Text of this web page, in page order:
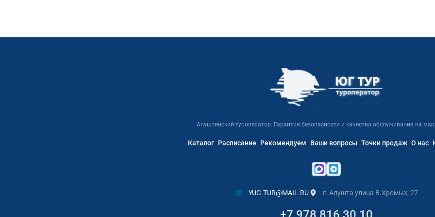
Алуштинский туроператор. Гарантия безопасности и качества обслуживания на
Каталог Расписание Рекомендуем Ваши вопросы Точки продаж О нас
YUG-TUR@MAIL.RU г. Алушта улица В.Хромых, 27